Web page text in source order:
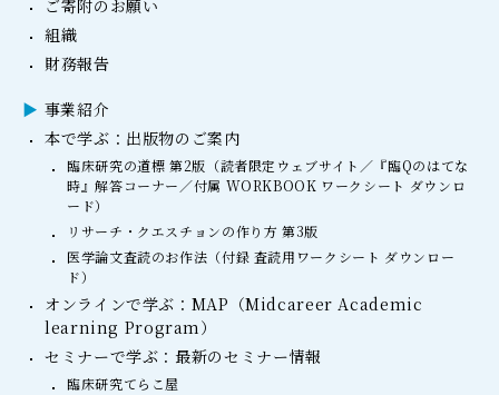
ご寄附のお願い
組織
財務報告
事業紹介
本で学ぶ：出版物のご案内
臨床研究の道標 第2版（読者限定ウェブサイト／『臨Qのはてな
時』解答コーナー／付属 WORKBOOK ワークシート ダウンロ
ード）
リサーチ・クエスチョンの作り方 第3版
医学論文査読のお作法（付録 査読用ワークシート ダウンロー
ド）
オンラインで学ぶ：MAP（Midcareer Academic
learning Program）
セミナーで学ぶ：最新のセミナー情報
臨床研究てらこ屋